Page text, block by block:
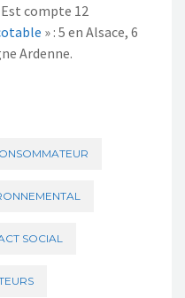
Est compte 12
» : 5 en Alsace, 6
Ardenne.
SOCIAL